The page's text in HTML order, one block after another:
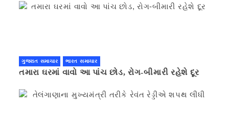
ગુજરાત સમાચાર ભારત સમાચાર
તમારા ઘરમાં વાવો આ પાંચ છોડ, રોગ-બીમારી રહેશે દૂર